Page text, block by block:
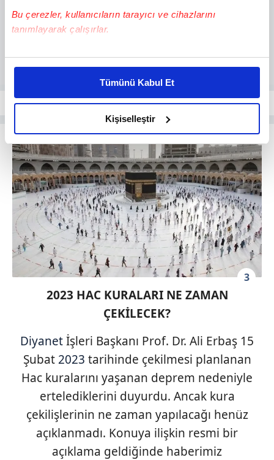
Bu çerezler, kullanıcıların tarayıcı ve cihazlarını
tanımlayarak çalışırlar.
Bu çerezlere izin vermeniz halinde sizlere özel
daha iyi reklam deneyimi yaşatabiliriz. Bunu yaparken
amacımızın size daha iyi bir reklam deneyimi sunmak
olduğunu ve sizlere en iyi içerikleri sunabilmek adına
elimizden gelen çabayı gösterdiğimizi ve bu noktada,
reklamların maliyetlerimizi karşılamak noktasında tek gelir
kalemimiz olduğunu sizlere hatırlatmak isteriz.
Her halükârda, kullanıcılar, bu çerezlere izin vermedikleri
takdirde, kullanıcılara hedefli reklamlar
gösterilmeyecektir."
Sizlere daha iyi bir hizmet sunabilmek için İnternet
Sitemizde kendimize ve üçüncü kişilere ait çerezler
kullanılmaktadır. Bu çerezler vasıtasıyla çeşitli kişisel
verileriniz işlenmekte olup gerekli olan çerezler bilgi
toplumu hizmetlerinin sunulması amacıyla
kullanılmaktadır. Diğer çerezler, sitemizin daha işlevsel
kılınması ve kişiselleştirilmesi ve sizlere yönelik
reklam/pazarlama faaliyetlerinin yapılması, amaçlarıyla
sınırlı olarak açık rızanız dahilinde kullanılacaktır.
Çerezlere ilişkin tercihlerinizi aşağıda yer alan panel
vasıtasıyla belirleyebilirsiniz. Çerezlere ilişkin detaylı bilgi
için Ayarlar butonuna tıklayabilir,
Çerez Bilgilendirme
Metnimizi
ziyaret edebilirsiniz.
Tümünü Kabul Et
Kişiselleştir
3
2023 HAC KURALARI NE ZAMAN
ÇEKİLECEK?
Diyanetİşleri Başkanı Prof. Dr. Ali Erbaş 15
Şubat 2023 tarihinde çekilmesi planlanan
Hac kuralarını yaşanan deprem nedeniyle
ertelediklerini duyurdu. Ancak kura
çekilişlerinin ne zaman yapılacağı henüz
açıklanmadı. Konuya ilişkin resmi bir
açıklama geldiğinde haberimiz